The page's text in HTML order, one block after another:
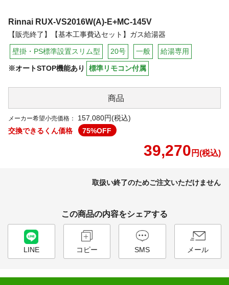
Rinnai RUX-VS2016W(A)-E+MC-145V
【販売終了】【基本工事費込セット】ガス給湯器
壁掛・PS標準設置スリム型 20号 一般 給湯専用
※オートSTOP機能あり 標準リモコン付属
商品
メーカー希望小売価格：
157,080円(税込)
交換できるくん価格
75%OFF
39,270 円(税込)
取扱い終了のためご注文いただけません
この商品の内容をシェアする
LINE コピー SMS メール